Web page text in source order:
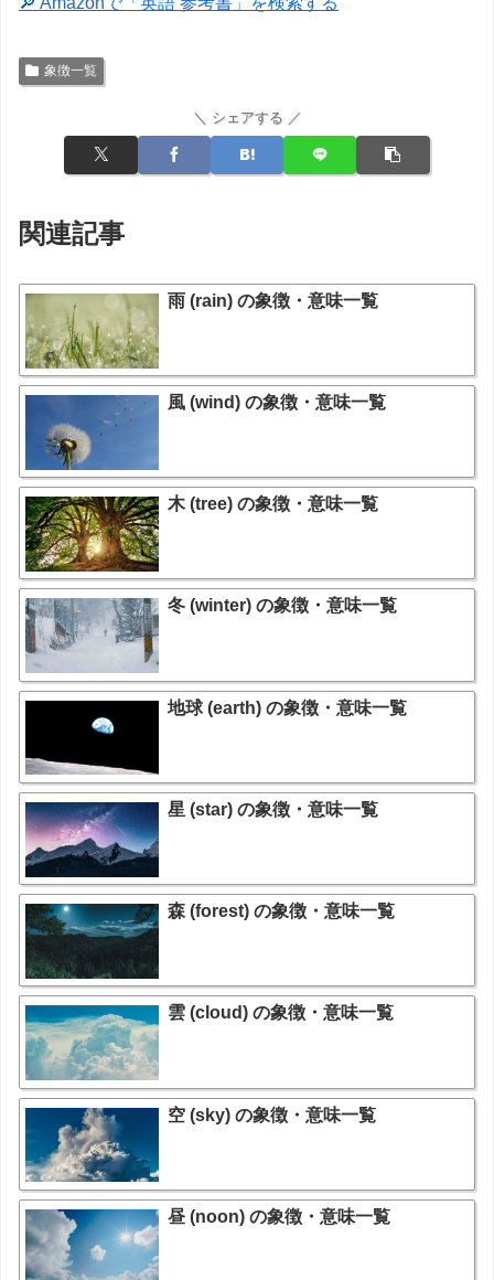
象徴一覧
＼ シェアする ／
関連記事
雨 (rain) の象徴・意味一覧
風 (wind) の象徴・意味一覧
木 (tree) の象徴・意味一覧
冬 (winter) の象徴・意味一覧
地球 (earth) の象徴・意味一覧
星 (star) の象徴・意味一覧
森 (forest) の象徴・意味一覧
雲 (cloud) の象徴・意味一覧
空 (sky) の象徴・意味一覧
昼 (noon) の象徴・意味一覧